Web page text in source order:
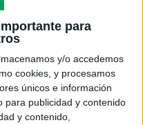
para
y/o accedemos
cookies, y procesamos
únicos e información
para publicidad y contenido
y contenido,